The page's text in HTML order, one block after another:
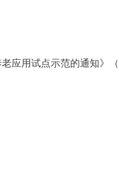
用试点示范的通知》（